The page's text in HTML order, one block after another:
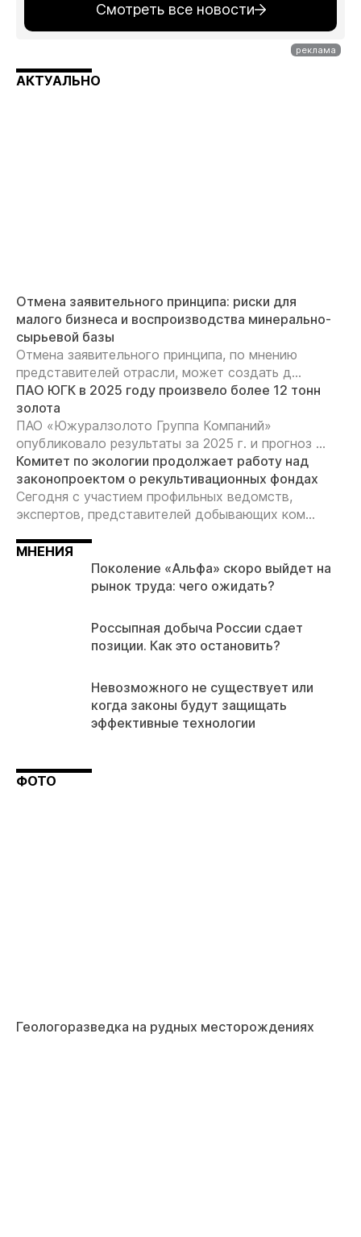
Смотреть все новости
АКТУАЛЬНО
Отмена заявительного принципа: риски для
малого бизнеса и воспроизводства минерально-
сырьевой базы
Отмена заявительного принципа, по мнению
представителей отрасли, может создать д...
ПАО ЮГК в 2025 году произвело более 12 тонн
золота
ПАО «Южуралзолото Группа Компаний»
опубликовало результаты за 2025 г. и прогноз ...
Комитет по экологии продолжает работу над
законопроектом о рекультивационных фондах
Сегодня с участием профильных ведомств,
экспертов, представителей добывающих ком...
МНЕНИЯ
Поколение «Альфа» скоро выйдет на
рынок труда: чего ожидать?
Россыпная добыча России сдает
позиции. Как это остановить?
Невозможного не существует или
когда законы будут защищать
эффективные технологии
ФОТО
Геологоразведка на рудных месторождениях